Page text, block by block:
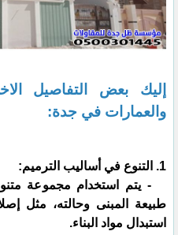
إليك بعض التفاصيل
والعمارات في جدة:
1. التنوع في أساليب الترميم:
- يتم استخدام مجموعة
طبيعة المبنى وحالته، مثل
استبدال مواد البناء.